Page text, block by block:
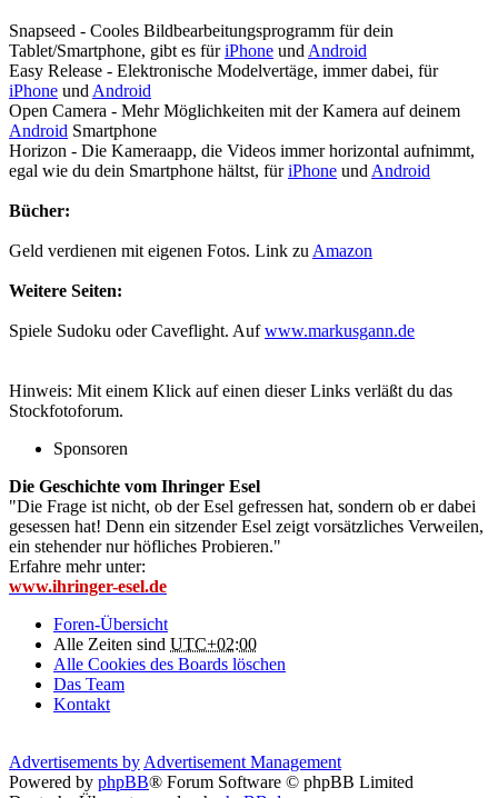
Snapseed - Cooles Bildbearbeitungsprogramm für dein
Tablet/Smartphone, gibt es füriPhone und Android
Easy Release - Elektronische Modelvertäge, immer dabei, für
iPhone und Android
Open Camera - Mehr Möglichkeiten mit der Kamera auf deinem
Android Smartphone
Horizon - Die Kameraapp, die Videos immer horizontal aufnimmt,
egal wie du dein Smartphone hältst, füriPhone und Android
Bücher:
Geld verdienen mit eigenen Fotos. Link zu Amazon
Weitere Seiten:
Spiele Sudoku oder Caveflight. Aufwww.markusgann.de
Hinweis: Mit einem Klick auf einen dieser Links verläßt du das
Stockfotoforum.
Sponsoren
Die Geschichte vom Ihringer Esel
"Die Frage ist nicht, ob der Esel gefressen hat, sondern ob er dabei
gesessen hat! Denn ein sitzender Esel zeigt vorsätzliches Verweilen,
ein stehender nur höfliches Probieren."
Erfahre mehr unter:
www.ihringer-esel.de
Foren-Übersicht
Alle Zeiten sind UTC+02:00
Alle Cookies des Boards löschen
Das Team
Kontakt
Advertisements by Advertisement Management
Powered by phpBB® Forum Software © phpBB Limited